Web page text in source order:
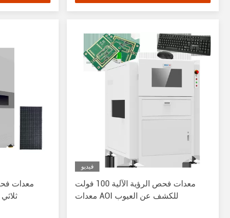
فيديو
معدات فحص الرؤية الآلية 100 فولت
معدات AOI للكشف عن العيوب